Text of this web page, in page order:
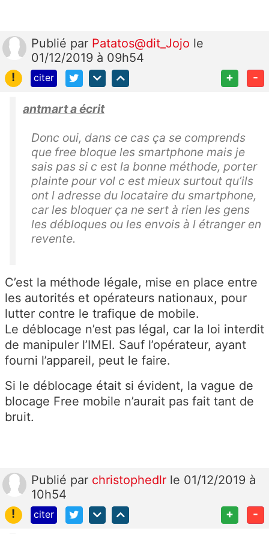
Publié par Patatos@dit_Jojo le
01/12/2019 à 09h54
!
citer + -
antmart a écrit
Donc oui, dans ce cas ça se comprends
que free bloque les smartphone mais je
sais pas si c est la bonne méthode, porter
plainte pour vol c est mieux surtout qu’ils
ont l adresse du locataire du smartphone,
car les bloquer ça ne sert à rien les gens
les débloques ou les envois à l étranger en
revente.
C’est la méthode légale, mise en place entre
les autorités et opérateurs nationaux, pour
lutter contre le trafique de mobile.
Le déblocage n’est pas légal, car la loi interdit
de manipuler l’IMEI. Sauf l’opérateur, ayant
fourni l’appareil, peut le faire.
Si le déblocage était si évident, la vague de
blocage Free mobile n’aurait pas fait tant de
bruit.
Publié par christophedlr le 01/12/2019 à
10h54
!
citer + -